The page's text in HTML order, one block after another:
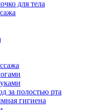
для тела
за полостью рта
гигиена